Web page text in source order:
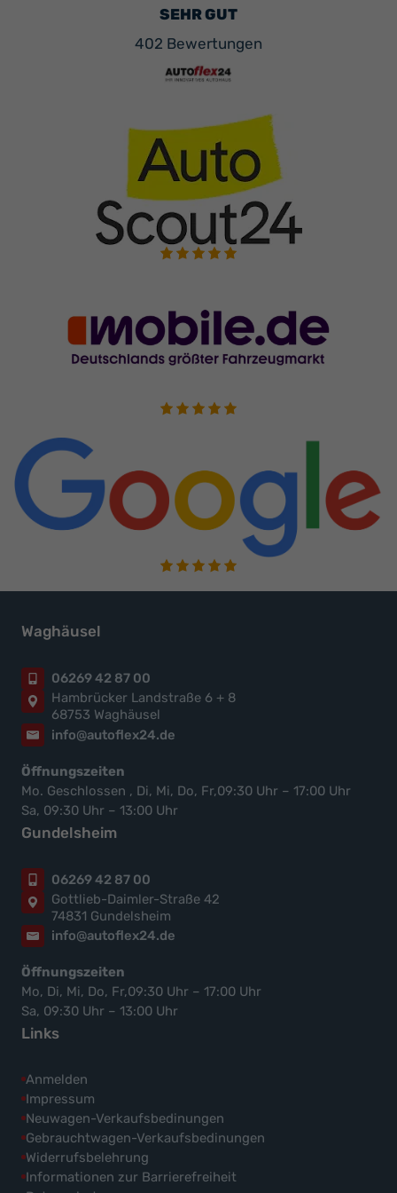
SEHR GUT
402 Bewertungen
Waghäusel
06269 42 87 00
Hambrücker Landstraße 6 + 8
68753 Waghäusel
info@autoflex24.de
Öffnungszeiten
Mo. Geschlossen , Di, Mi, Do, Fr,09:30 Uhr – 17:00 Uhr
Sa, 09:30 Uhr – 13:00 Uhr
Gundelsheim
06269 42 87 00
Gottlieb-Daimler-Straße 42
74831 Gundelsheim
info@autoflex24.de
Öffnungszeiten
Mo, Di, Mi, Do, Fr,09:30 Uhr – 17:00 Uhr
Sa, 09:30 Uhr – 13:00 Uhr
Links
Anmelden
Impressum
Neuwagen-Verkaufsbedinungen
Gebrauchtwagen-Verkaufsbedinungen
Widerrufsbelehrung
Informationen zur Barrierefreiheit